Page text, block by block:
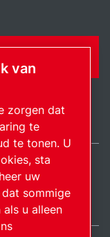
Auteursrecht.
van
zorgen dat
te
te tonen. U
sta
uw
sommige
u alleen